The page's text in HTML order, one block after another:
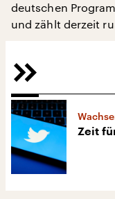
deutschen
und zählt derzeit
Zeit